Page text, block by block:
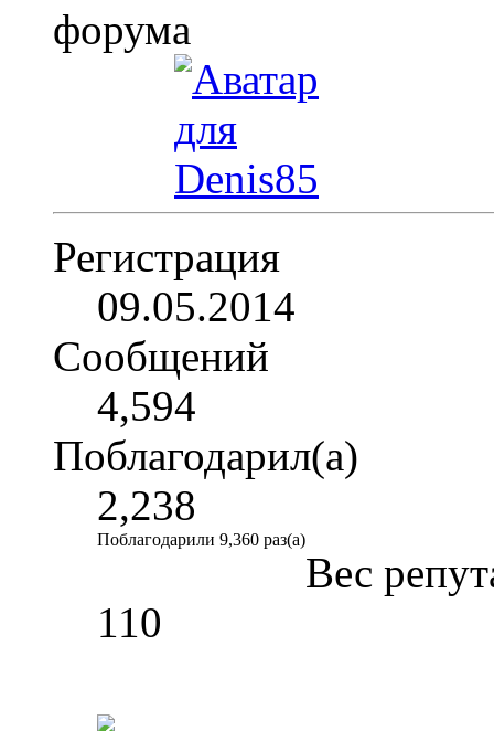
Регистрация
09.05.2014
Сообщений
4,594
Поблагодарил(а)
2,238
Поблагодарили 9,360 раз(а)
Вес
110